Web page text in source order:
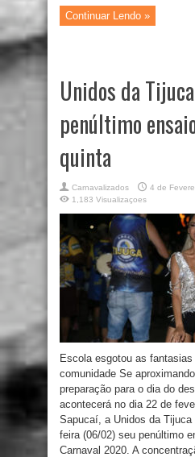
Continuar Lendo »
Unidos da
penúltimo
quinta
Carnavalizados 4 de
1,183 Visualizaçoes
Escola esgotou as
comunidade Se
preparação para o dia do
acontecerá no dia 22 de
Sapucaí, a Unidos da
feira (06/02) seu penúltimo
Carnaval 2020. A